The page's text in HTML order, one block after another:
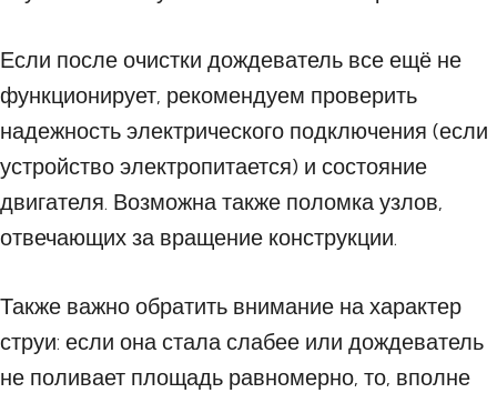
Если после очистки дождеватель все ещё не
функционирует, рекомендуем проверить
надежность электрического подключения (если
устройство электропитается) и состояние
двигателя. Возможна также поломка узлов,
отвечающих за вращение конструкции.
Также важно обратить внимание на характер
струи: если она стала слабее или дождеватель
не поливает площадь равномерно, то, вполне